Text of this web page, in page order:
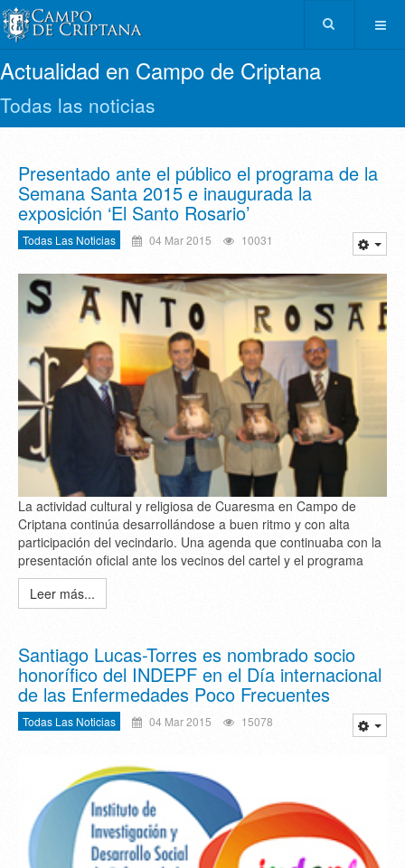
Actualidad en Campo de Criptana
Todas las noticias
Presentado ante el público el programa de la
Semana Santa 2015 e inaugurada la
exposición ‘El Santo Rosario’
Todas Las Noticias 04 Mar 2015 10031
La actividad cultural y religiosa de Cuaresma en Campo de
Criptana continúa desarrollándose a buen ritmo y con alta
participación del vecindario. Una agenda que continuaba con la
presentación oficial ante los vecinos del cartel y el programa
Leer más...
Santiago Lucas-Torres es nombrado socio
honorífico del INDEPF en el Día internacional
de las Enfermedades Poco Frecuentes
Todas Las Noticias 04 Mar 2015 15078